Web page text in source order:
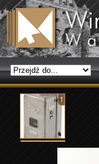
1